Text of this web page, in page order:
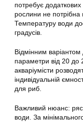
потребує
рослини не потрібна
Температуру води
градусів.
Відмінним
параметри від 20 до
акваріумісти
індивідуальній
для риб.
Важливий нюанс:
води. За